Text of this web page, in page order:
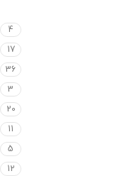
4
17
36
3
20
11
5
12